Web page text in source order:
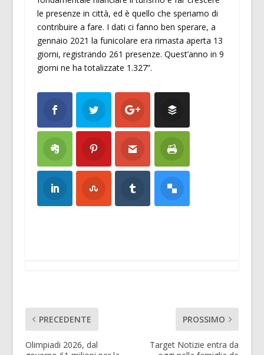
le presenze in città, ed è quello che speriamo di
contribuire a fare. I dati ci fanno ben sperare, a
gennaio 2021 la funicolare era rimasta aperta 13
giorni, registrando 261 presenze. Quest’anno in 9
giorni ne ha totalizzate 1.327”.
PRECEDENTE
Olimpiadi 2026, dal
PROSSIMO
Target Notizie entra da